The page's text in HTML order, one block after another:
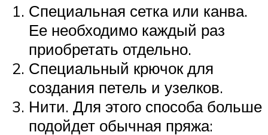
Специальная сетка или канва.
Ее необходимо каждый раз
приобретать отдельно.
Специальный крючок для
создания петель и узелков.
Нити. Для этого способа больше
подойдет обычная пряжа: